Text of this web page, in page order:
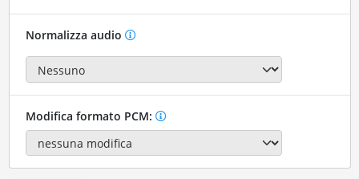
Normalizza audio
Modifica formato PCM: